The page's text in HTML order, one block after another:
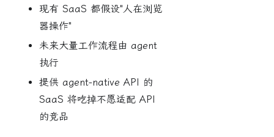
现有 SaaS 都假设"人在浏览
器操作"
未来大量工作流程由 agent
执行
提供 agent-native API 的
SaaS 将吃掉不愿适配 API
的竞品